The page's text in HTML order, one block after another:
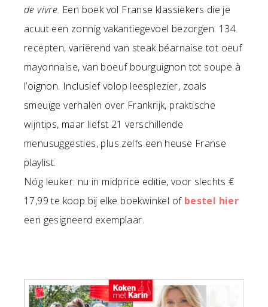
de vivre. Een boek vol Franse klassiekers die je
acuut een zonnig vakantiegevoel bezorgen. 134
recepten, variërend van steak béarnaise tot oeuf
mayonnaise, van boeuf bourguignon tot soupe à
l’oignon. Inclusief volop leesplezier, zoals
smeuïge verhalen over Frankrijk, praktische
wijntips, maar liefst 21 verschillende
menusuggesties, plus zelfs een heuse Franse
playlist.
Nóg leuker: nu in midprice editie, voor slechts €
17,99 te koop bij elke boekwinkel of bestel hier
een gesigneerd exemplaar.